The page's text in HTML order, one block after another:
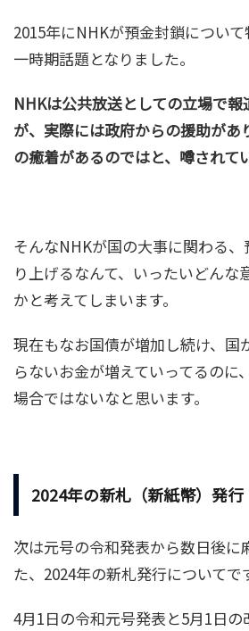
2015年にNHKが預金封鎖について
一時期話題となりました。
NHKは公共放送としての立場で
が、実際には政府からの援助があ
の癒着があるのではと、噂されて
そんなNHKが国の大事に関わる
り上げるなんて、いったいどんな
かと考えてしまいます。
現在もなお国債が増加し続け、国
らないお金が増えていってるのに
場合ではないなと思います。
2024年の新札（新紙幣）発行
次は元号の令和発表から数日後に
た、2024年の新札発行についてで
4月1日の令和元号発表と5月1日